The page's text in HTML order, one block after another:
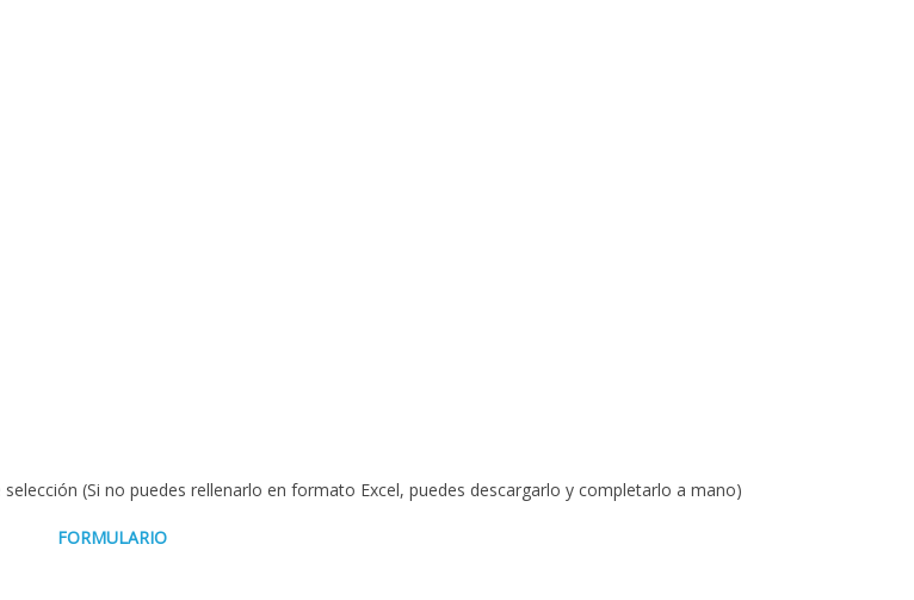
(Si no puedes rellenarlo en formato Excel, puedes descargarlo y completarlo a mano)
FORMULARIO